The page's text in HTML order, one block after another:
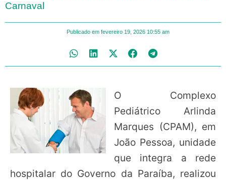
Carnaval
Publicado em fevereiro 19, 2026 10:55 am
O Complexo
Pediátrico Arlinda
Marques (CPAM), em
João Pessoa, unidade
que integra a rede
hospitalar do Governo da Paraíba, realizou